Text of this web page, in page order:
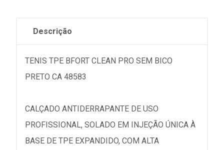
Descrição
TENIS TPE BFORT CLEAN PRO SEM BICO
PRETO CA 48583
CALÇADO ANTIDERRAPANTE DE USO
PROFISSIONAL, SOLADO EM INJEÇÃO ÚNICA À
BASE DE TPE EXPANDIDO, COM ALTA